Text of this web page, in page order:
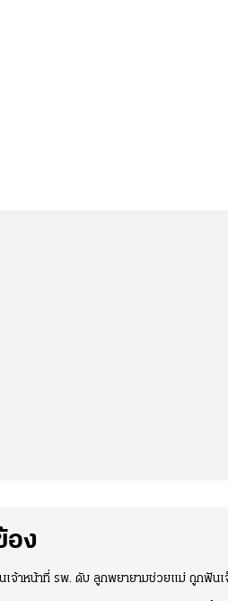
อง
เจ้าหน้าที่ รพ. ดับ ลูกพยายามช่วยแม่ ถูกฟันเ